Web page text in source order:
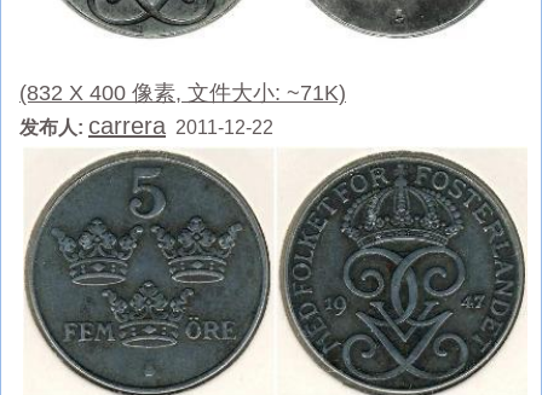
(832 X 400 像素, 文件大小: ~71K)
发布人: carrera 2011-12-22